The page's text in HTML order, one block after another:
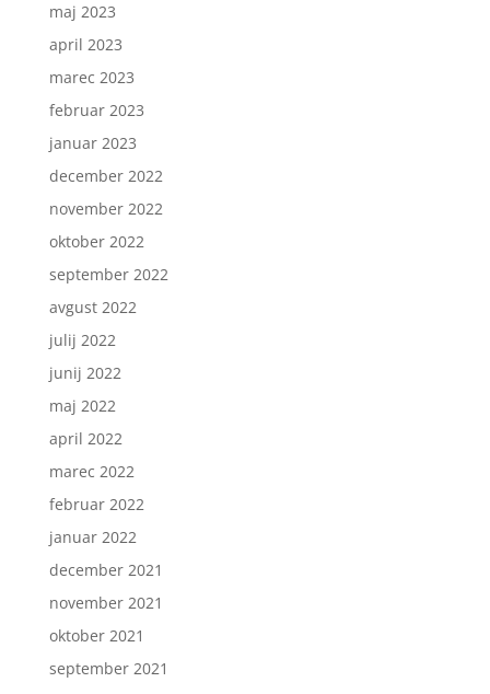
maj 2023
april 2023
marec 2023
februar 2023
januar 2023
december 2022
november 2022
oktober 2022
september 2022
avgust 2022
julij 2022
junij 2022
maj 2022
april 2022
marec 2022
februar 2022
januar 2022
december 2021
november 2021
oktober 2021
september 2021